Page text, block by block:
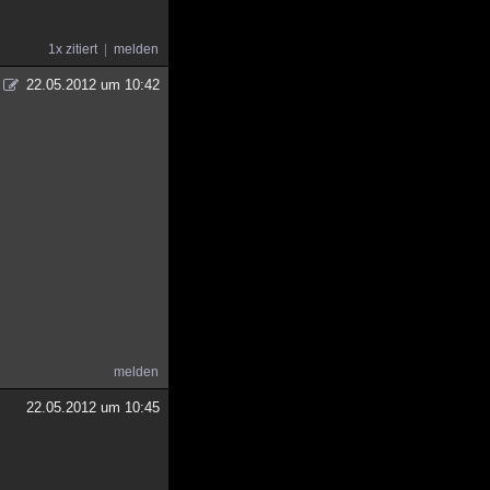
1x zitiert melden
22.05.2012 um 10:42
melden
22.05.2012 um 10:45